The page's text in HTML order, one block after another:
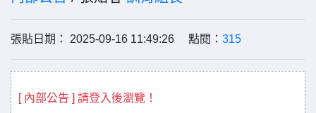
張貼日期： 2025-09-16 11:49:26 點閱： 315
[ 內部公告 ] 請登入後瀏覽！